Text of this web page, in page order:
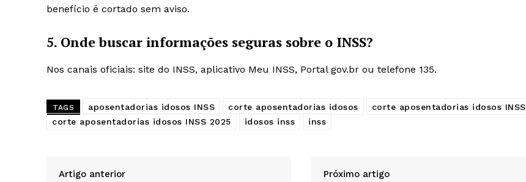
benefício é cortado sem aviso.
5. Onde buscar informações seguras sobre o INSS?
Nos canais oficiais: site do INSS, aplicativo Meu INSS, Portal gov.br ou telefone 135.
TAGS aposentadorias idosos INSS corte aposentadorias idosos
corte aposentadorias idosos INSS
corte aposentadorias idosos INSS 2025
idosos inss inss
Artigo anterior Próximo artigo